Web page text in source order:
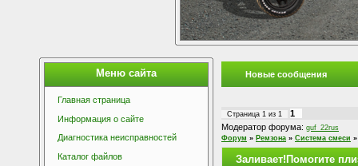
Меню сайта
Главная страница
Информация о сайте
Диагностика неисправностей
Каталог файлов
Новые сообщения
Страница 1 из 1
1
Модератор форума: guf_22rus
Форум » Ремзона » Система смеси »
Заливает!Помогите